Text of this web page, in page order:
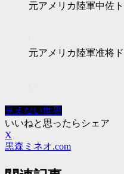
元アメリカ陸軍中佐
元アメリカ陸軍准将
見えない世界
いいねと思ったらシェア
X
黒森ミネオ.com